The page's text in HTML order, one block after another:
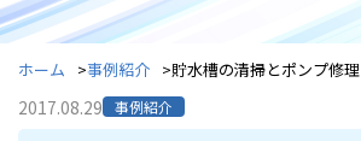
ホーム 事例紹介 貯水槽の清掃とポンプ修理
2017.08.29 事例紹介